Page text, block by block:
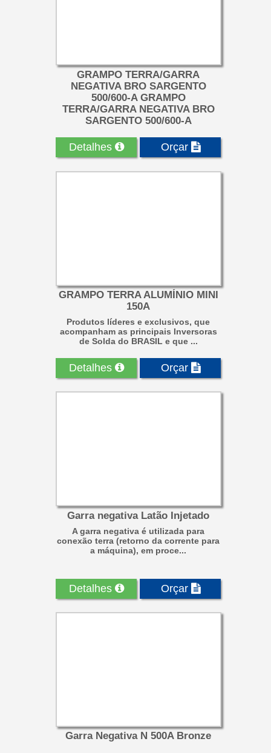
GRAMPO TERRA/GARRA
NEGATIVA BRO SARGENTO
500/600-A GRAMPO
TERRA/GARRA NEGATIVA BRO
SARGENTO 500/600-A
Corpo em liga de bronze. Corpo de
ótima condutividade elétrica e
resistência mecânica, com du...
Detalhes Orçar
GRAMPO TERRA ALUMÍNIO MINI
150A
Produtos líderes e exclusivos, que
acompanham as principais Inversoras
de Solda do BRASIL e que ...
Detalhes Orçar
Garra negativa Latão Injetado
A garra negativa é utilizada para
conexão terra (retorno da corrente para
a máquina), em proce...
Detalhes Orçar
Garra Negativa N 500A Bronze